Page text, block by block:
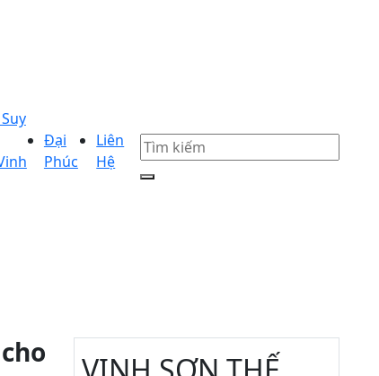
Đại
Phúc
Liên
Hệ